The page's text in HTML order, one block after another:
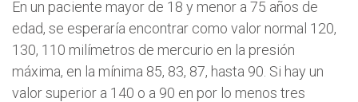
En un paciente mayor de 18 y menor a 75 años de
edad, se esperaría encontrar como valor normal 120,
130, 110 milímetros de mercurio en la presión
máxima, en la mínima 85, 83, 87, hasta 90. Si hay un
valor superior a 140 o a 90 en por lo menos tres